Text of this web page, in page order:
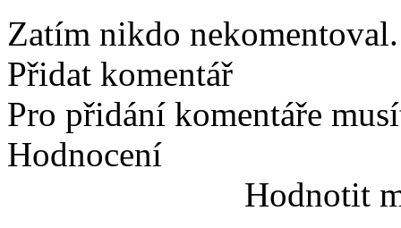
Zatím nikdo
Přidat komentář
Pro přidání komentáře
Hodnocení
Hodnotit